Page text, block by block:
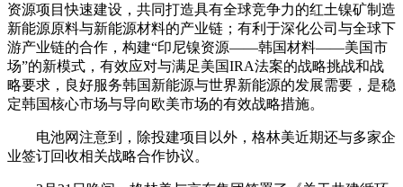
资源项目快速建设，共同打造具有全球竞争力的红土镍矿制造
新能源原料与新能源材料的产业链；有利于深化公司与全球下
游产业链的合作，构建“印尼镍资源——韩国材料——美国市
场”的新模式，有效应对与满足美国IRA法案的战略挑战和战
略要求，良好服务韩国新能源与世界新能源的发展需要，是稳
定韩国核心市场与导向欧美市场的有效战略措施。
电池网注意到，除投建项目以外，格林美近期还与多家企
业签订回收相关战略合作协议。